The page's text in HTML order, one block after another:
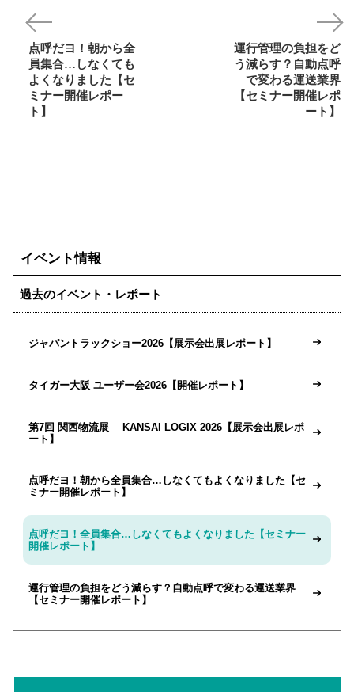
点呼だヨ！朝から全
員集合…しなくても
よくなりました【セ
ミナー開催レポー
ト】
運行管理の負担をど
う減らす？自動点呼
で変わる運送業界
【セミナー開催レポ
ート】
イベント情報
過去のイベント・レポート
ジャパントラックショー2026【展示会出展レポート】
タイガー大阪 ユーザー会2026【開催レポート】
第7回 関西物流展 KANSAI LOGIX 2026【展示会出展レポ
ート】
点呼だヨ！朝から全員集合…しなくてもよくなりました【セ
ミナー開催レポート】
点呼だヨ！全員集合…しなくてもよくなりました【セミナー
開催レポート】
運行管理の負担をどう減らす？自動点呼で変わる運送業界
【セミナー開催レポート】